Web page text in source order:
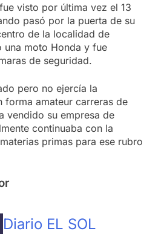
visto por última vez el 13
pasó por la puerta de su
de la localidad de
una moto Honda y fue
de seguridad.
pero no ejercía la
forma amateur carreras de
vendido su empresa de
continuaba con la
primas para ese rubro
Diario EL SOL